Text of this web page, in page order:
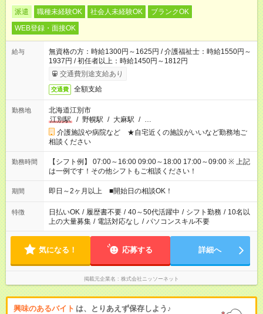
派遣 職種未経験OK 社会人未経験OK
ブランクOK
WEB登録・面接OK
給与
無資格の方：時給1300円～1625円 / 介護福祉士：時給1550円～
1937円 / 初任者以上：時給1450円～1812円
交通費別途支給あり
交通費 全額支給
勤務地
北海道江別市
江別駅
/ 野幌駅 / 大麻駅 / …
介護施設や病院など ★自宅近くの施設がいいなど勤務地ご
相談ください
勤務時間
【シフト例】 07:00～16:00 09:00～18:00 17:00～09:00 ※ 上記
は一例です！その他シフトもご相談ください！
期間 即日～2ヶ月以上 ■開始日の相談OK！
特徴 日払いOK / 履歴書不要 / 40～50代活躍中 / シフト勤務 / 10名以
上の大量募集 / 電話対応なし / パソコンスキル不要
気になる！ 応募する 詳細へ
掲載元企業名 株式会社ニッソーネット
興味のあるバイト は、とりあえず保存しよう♪